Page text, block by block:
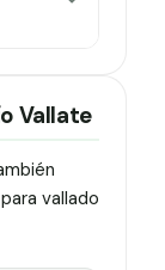
Vallate
vallado